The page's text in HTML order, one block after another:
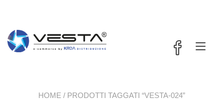
HOME / PRODOTTI TAGGATI “VESTA-024”